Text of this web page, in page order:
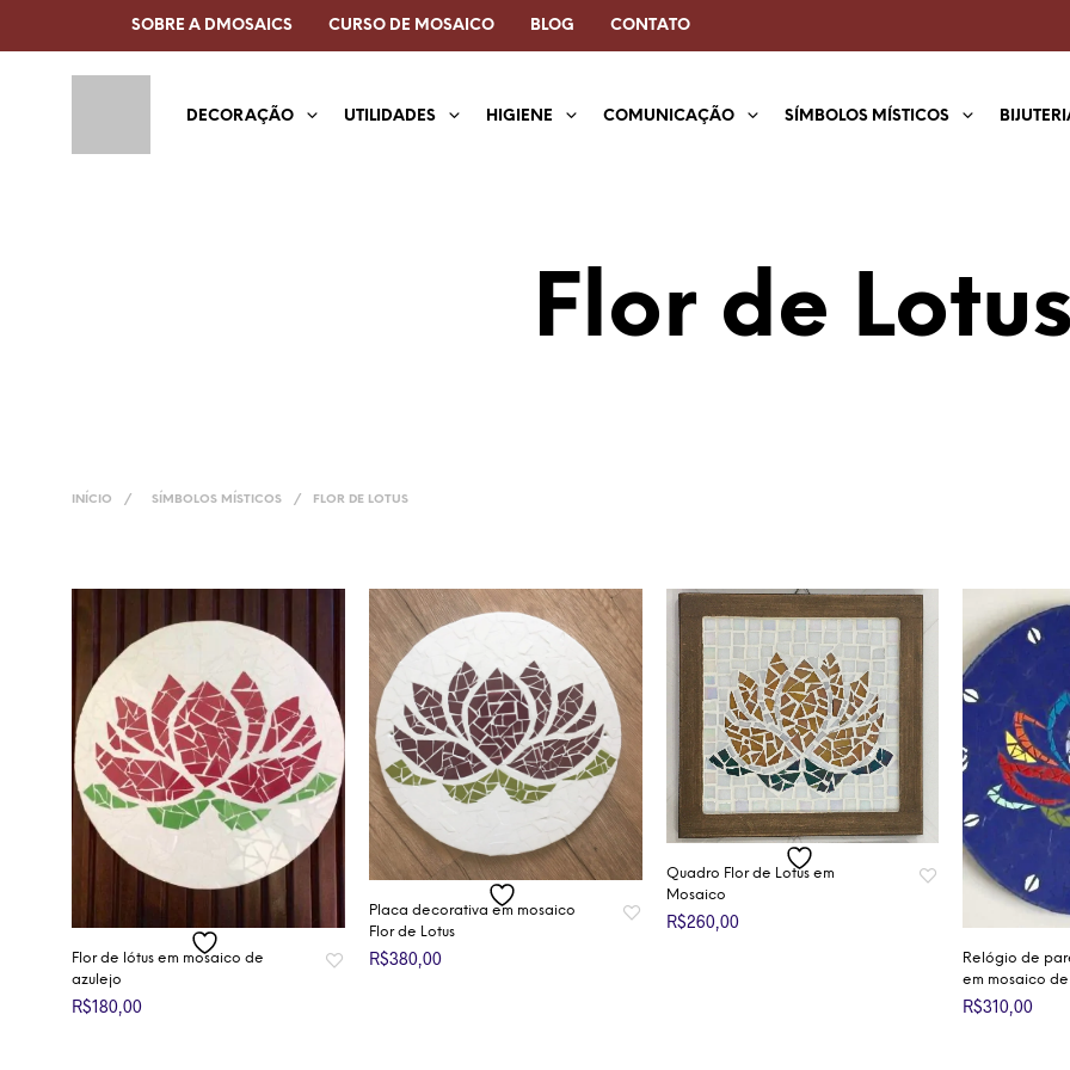
SOBRE A DMOSAICS CURSO DE MOSAICO BLOG CONTATO
DECORAÇÃO UTILIDADES HIGIENE COMUNICAÇÃO SÍMBOLOS MÍSTICOS
Flor de Lotus
INÍCIO / SÍMBOLOS MÍSTICOS / FLOR DE LOTUS
Flor de lótus em mosaico de
azulejo
R$180,00
Placa decorativa em mosaico
Flor de Lotus
R$380,00
Quadro Flor de Lotus em
Mosaico
R$260,00
Relógio de
em mosaico
R$310,00